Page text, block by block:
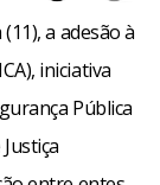
a adesão à
iniciativa
Pública